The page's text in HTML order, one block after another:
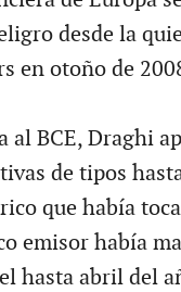
desde la
en otoño de
al BCE, Draghi
de tipos
que había
emisor había
hasta abril del